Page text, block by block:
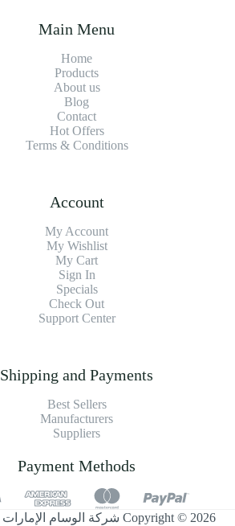
Main Menu
Home
Products
About us
Blog
Contact
Hot Offers
Terms & Conditions
Account
My Account
My Wishlist
My Cart
Sign In
Specials
Check Out
Support Center
Shipping and Payments
Best Sellers
Manufacturers
Suppliers
Payment Methods